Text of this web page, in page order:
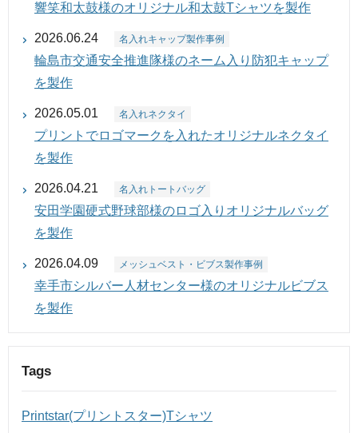
響笑和太鼓様のオリジナル和太鼓Tシャツを製作
2026.06.24 名入れキャップ製作事例
輪島市交通安全推進隊様のネーム入り防犯キャップ
を製作
2026.05.01 名入れネクタイ
プリントでロゴマークを入れたオリジナルネクタイ
を製作
2026.04.21 名入れトートバッグ
安田学園硬式野球部様のロゴ入りオリジナルバッグ
を製作
2026.04.09 メッシュベスト・ビブス製作事例
幸手市シルバー人材センター様のオリジナルビブス
を製作
Tags
Printstar(プリントスター)Tシャツ